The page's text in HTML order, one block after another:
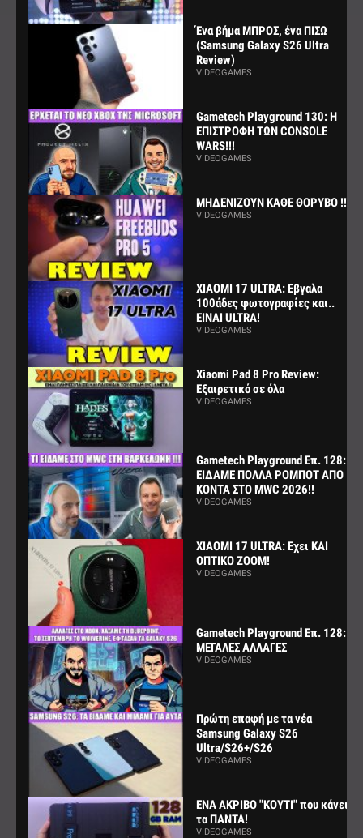
Ένα βήμα ΜΠΡΟΣ, ένα ΠΙΣΩ
(Samsung Galaxy S26 Ultra
Review)
VIDEOGAMES
Gametech Playground 130: Η
ΕΠΙΣΤΡΟΦΗ ΤΩΝ CONSOLE
WARS!!!
VIDEOGAMES
ΜΗΔΕΝΙΖΟΥΝ ΚΑΘΕ ΘΟΡΥΒΟ !!!
VIDEOGAMES
XIAOMI 17 ULTRA: Εβγαλα
100άδες φωτογραφίες και..
ΕΙΝΑΙ ULTRA!
VIDEOGAMES
Xiaomi Pad 8 Pro Review:
Εξαιρετικό σε όλα
VIDEOGAMES
Gametech Playground Επ. 128:
ΕΙΔΑΜΕ ΠΟΛΛΑ ΡΟΜΠΟΤ ΑΠΟ
ΚΟΝΤΑ ΣΤΟ MWC 2026!!
VIDEOGAMES
XIAOMI 17 ULTRA: Εχει ΚΑΙ
ΟΠΤΙΚΟ ZOOM!
VIDEOGAMES
Gametech Playground Επ. 128:
ΜΕΓΑΛΕΣ ΑΛΛΑΓΕΣ
VIDEOGAMES
Πρώτη επαφή με τα νέα
Samsung Galaxy S26
Ultra/S26+/S26
VIDEOGAMES
ΕΝΑ ΑΚΡΙΒΟ "ΚΟΥΤΙ" που κάνει
τα ΠΑΝΤΑ!
VIDEOGAMES